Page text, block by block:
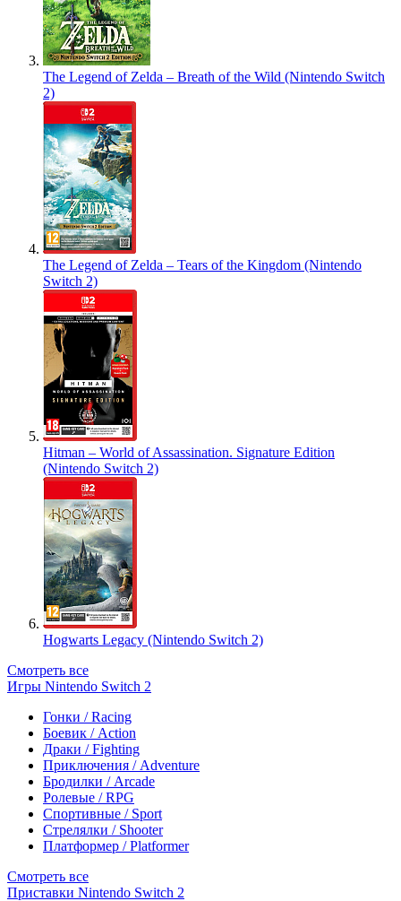
The Legend of Zelda – Breath of the Wild (Nintendo Switch
2)
The Legend of Zelda – Tears of the Kingdom (Nintendo
Switch 2)
Hitman – World of Assassination. Signature Edition
(Nintendo Switch 2)
Hogwarts Legacy (Nintendo Switch 2)
Смотреть все
Игры Nintendo Switch 2
Гонки / Racing
Боевик / Action
Драки / Fighting
Приключения / Adventure
Бродилки / Arcade
Ролевые / RPG
Спортивные / Sport
Стрелялки / Shooter
Платформер / Platformer
Смотреть все
Приставки Nintendo Switch 2